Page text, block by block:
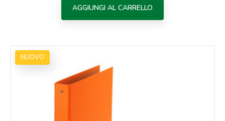
AGGIUNGI AL CARRELLO
NUOVO